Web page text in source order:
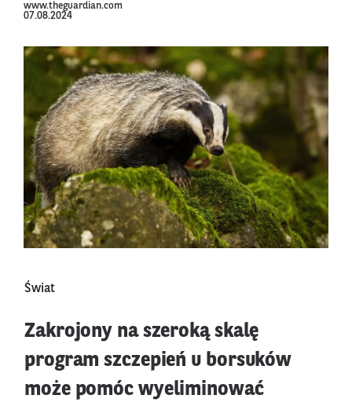
www.theguardian.com
07.08.2024
Świat
Zakrojony na szeroką skalę
program szczepień u borsuków
może pomóc wyeliminować